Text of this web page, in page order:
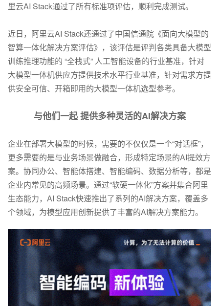
里云AI Stack通过了所有标准项评估，顺利完成测试。
近日，阿里云AI Stack还通过了中国信通院《面向大模型的
智算一体化解决方案评估》，该评估是评判各类具备大模型
训练推理功能的 “全栈式” 人工智能设备的行业基准，针对
大模型一体机供应方提供技术水平行业基准，针对需求方提
供安全可信、开箱即用的大模型一体机选型参考。
与他们一起 提供多种灵活的AI解决方案
企业在部署大模型的时候，需要的不仅仅是一个“对话框”，
更多需要的是与业务场景做融合，形成特定场景的AI提效方
案。协同办公、智能体搭建、智能编码、数据分析等，都是
企业内常见的高频场景。通过“软硬一体化”方案并集合阿里
生态能力，AI Stack快速推出了系列的AI解决方案，覆盖多
个领域，为模型应用创新提供了丰富的AI解决方案能力。